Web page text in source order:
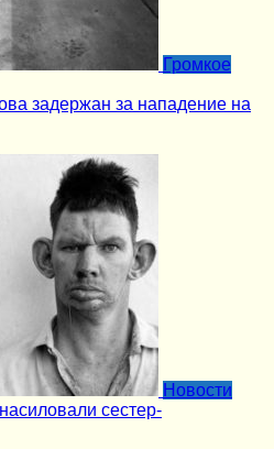
Громкое
задержан за нападение на
Новости
сестер-